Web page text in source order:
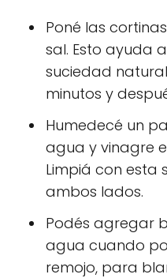
Poné las
sal. Esto ayuda
suciedad
minutos y
Humedecé un
agua y vinagre
Limpiá con esta
ambos lados.
Podés agregar
agua cuando
remojo, para